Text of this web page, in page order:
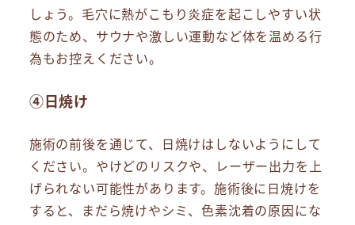
しょう。毛穴に熱がこもり炎症を起こしやすい状
態のため、サウナや激しい運動など体を温める行
為もお控えください。
④日焼け
施術の前後を通じて、日焼けはしないようにして
ください。やけどのリスクや、レーザー出力を上
げられない可能性があります。施術後に日焼けを
すると、まだら焼けやシミ、色素沈着の原因にな